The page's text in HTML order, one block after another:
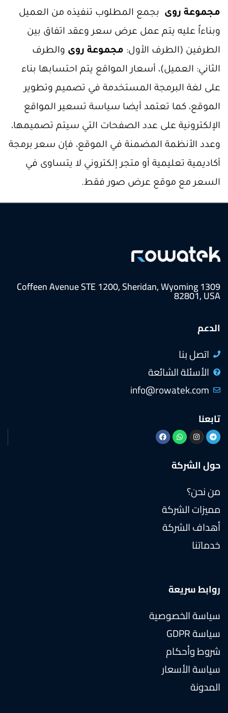
مجموعة روى
بجمع المطلوب تنفيذه من العميل
وبناءاً عليه يتم عمل عرض سعر وعقد اتفاق بين
الطرفين (الطرف الأول: مجموعة روى والطرف
الثاني: العميل)، أسعار المواقع يتم احتسابها بناء
على لغة البرمجة المستخدمة في تصميم وتطوير
الموقع، كما تعتمد أيضا سياسة تسعير المواقع
الإلكترونية على عدد الصفحات التي سيتم تصميمها،
وعدد الأنظمة المضمنة في الموقع، فإن سعر برمجة
أكاديمية تعليمية أو متجر إلكتروني لا يتساوى في
السعر مع موقع عرض صور فقط.
1309 Coffeen Avenue STE 1200, Sheridan, Wyoming
82801, USA
الدعم
اتصل بنا
الأسئلة الشائعة
info@rowatek.com
تابعنا
حول الشركة
من نحن؟
مميزات الشركة
أهداف الشركة
خدماتنا
روابط سريعة
سياسة الخصوصية
سياسة GDPR
شروط وأحكام
سياسة الأسعار
المدونة